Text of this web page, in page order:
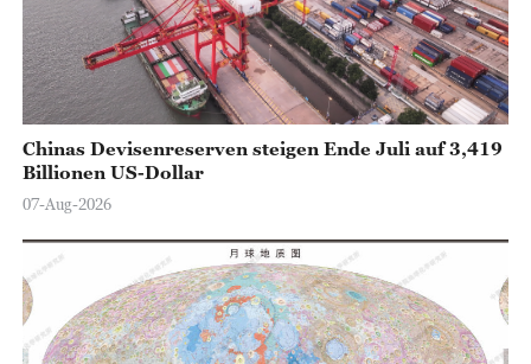
Chinas Devisenreserven steigen Ende Juli auf 3,419
Billionen US-Dollar
07-Aug-2026